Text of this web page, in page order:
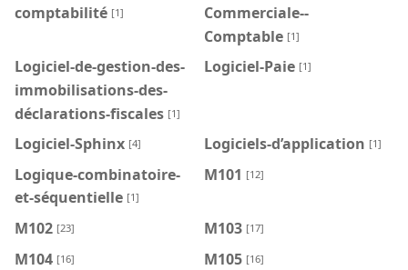
comptabilité [1]
Commerciale--
Comptable [1]
Logiciel-de-gestion-des-
immobilisations-des-
déclarations-fiscales [1]
Logiciel-Paie [1]
Logiciel-Sphinx [4] Logiciels-d’application [1]
Logique-combinatoire-
et-séquentielle [1]
M101 [12]
M102 [23] M103 [17]
M104 [16] M105 [16]